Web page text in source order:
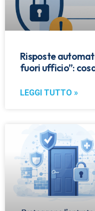
Risposte
fuori ufficio”:
LEGGI TUTTO »